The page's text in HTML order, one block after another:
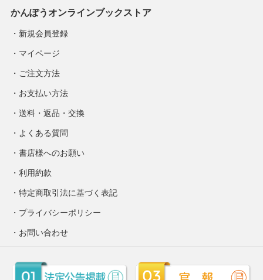
かんぽうオンラインブックストア
新規会員登録
マイページ
ご注文方法
お支払い方法
送料・返品・交換
よくある質問
書店様へのお願い
利用約款
特定商取引法に基づく表記
プライバシーポリシー
お問い合わせ